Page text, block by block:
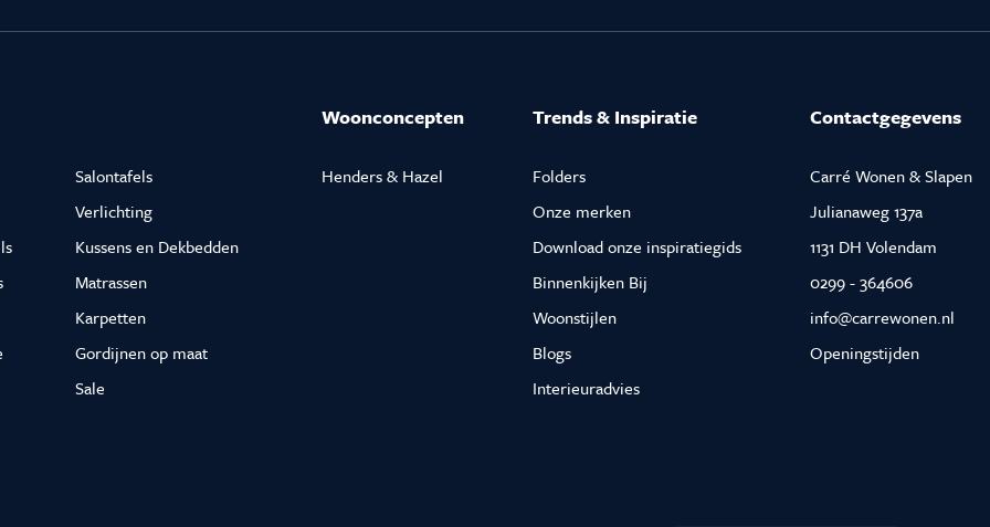
Salontafels
Verlichting
Kussens en Dekbedden
Matrassen
Karpetten
Gordijnen op maat
Sale
Woonconcepten
Henders & Hazel
Trends & Inspiratie
Folders
Onze merken
Download onze inspiratiegids
Binnenkijken Bij
Woonstijlen
Blogs
Interieuradvies
Contactgegevens
Carré Wonen & Slapen
Julianaweg 137a
1131 DH Volendam
0299 - 364606
info@carrewonen.nl
Openingstijden